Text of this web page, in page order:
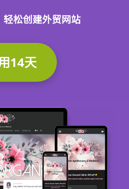
松创建外贸网站
14天